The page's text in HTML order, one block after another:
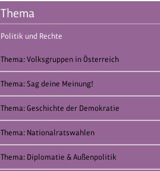
Thema
Politik und Rechte
Thema: Volksgruppen in Österreich
Thema: Sag deine Meinung!
Thema: Geschichte der Demokratie
Thema: Nationalratswahlen
Thema: Diplomatie & Außenpolitik